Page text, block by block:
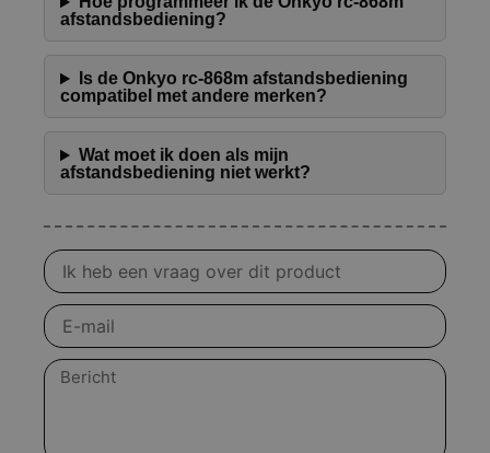
afstandsbediening?
Is de Onkyo rc-868m afstandsbediening
compatibel met andere merken?
Wat moet ik doen als mijn
afstandsbediening niet werkt?
Vraag
over
product
E-
mail
Bericht